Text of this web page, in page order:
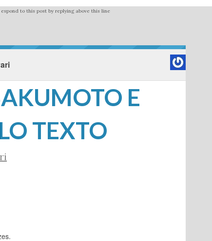
espond to this post by replying above this line
E
TEXTO